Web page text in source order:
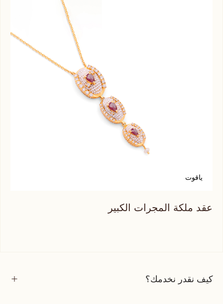
ياقوت
عقد ملكة المجرات الكبير
كيف نقدر نخدمك؟